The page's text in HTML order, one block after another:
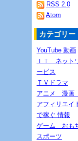
RSS 2.0
Atom
カテゴリー
YouTube 動画
ＩＴ ネット
ービス
ＴＶドラマ
アニメ 漫画
アフィリエ
で稼ぐ 情報
ゲーム おも
スポーツ